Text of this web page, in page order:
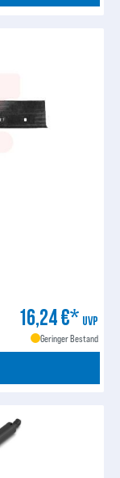
16,24 €* UVP
Geringer Bestand